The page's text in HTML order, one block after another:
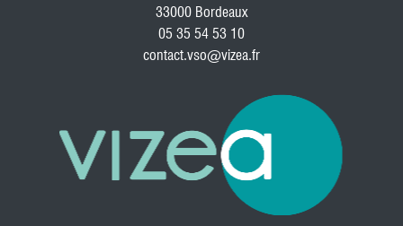
33000 Bordeaux
05 35 54 53 10
contact.vso@vizea.fr